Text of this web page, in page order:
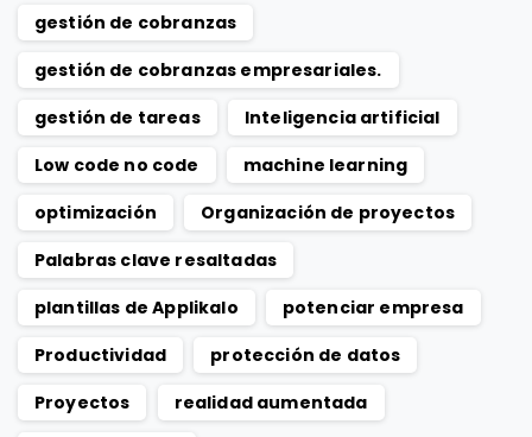
gestión de cobranzas
gestión de cobranzas empresariales.
gestión de tareas
Inteligencia artificial
Low code no code
machine learning
optimización
Organización de proyectos
Palabras clave resaltadas
plantillas de Applikalo
potenciar empresa
Productividad
protección de datos
Proyectos
realidad aumentada